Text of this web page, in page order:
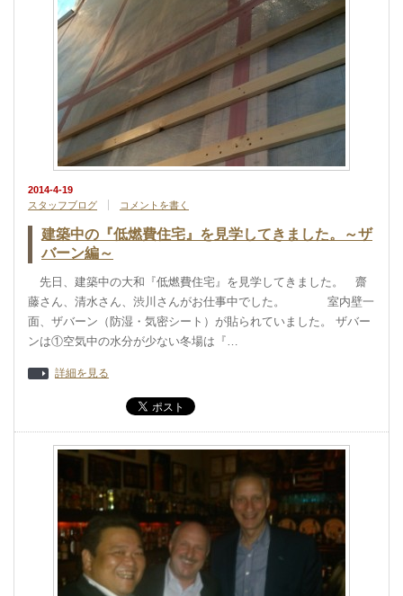
2014-4-19
スタッフブログ
コメントを書く
建築中の『低燃費住宅』を見学してきました。～ザ
バーン編～
先日、建築中の大和『低燃費住宅』を見学してきました。 齋
藤さん、清水さん、渋川さんがお仕事中でした。 室内壁一
面、ザバーン（防湿・気密シート）が貼られていました。 ザバー
ンは①空気中の水分が少ない冬場は『…
詳細を見る